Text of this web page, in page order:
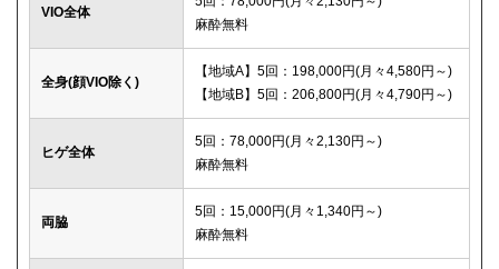
VIO全体
麻酔無料
全身(顔VIO除く)
【地域A】5回：198,000円(月々4,580円～)
【地域B】5回：206,800円(月々4,790円～)
ヒゲ全体
5回：78,000円(月々2,130円～)
麻酔無料
両脇
5回：15,000円(月々1,340円～)
麻酔無料